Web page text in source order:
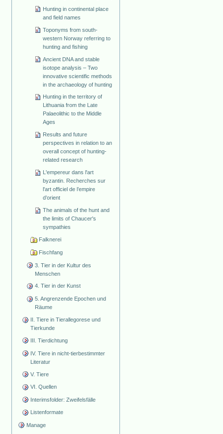
Hunting in continental place
and field names
Toponyms from south-
western Norway referring to
hunting and fishing
Ancient DNA and stable
isotope analysis – Two
innovative scientific methods
in the archaeology of hunting
Hunting in the territory of
Lithuania from the Late
Palaeolithic to the Middle
Ages
Results and future
perspectives in relation to an
overall concept of hunting-
related research
L'empereur dans l'art
byzantin. Recherches sur
l'art officiel de l’empire
d’orient
The animals of the hunt and
the limits of Chaucer's
sympathies
Falknerei
Fischfang
3. Tier in der Kultur des
Menschen
4. Tier in der Kunst
5. Angrenzende Epochen und
Räume
II. Tiere in Tierallegorese und
Tierkunde
III. Tierdichtung
IV. Tiere in nicht-tierbestimmter
Literatur
V. Tiere
VI. Quellen
Interimsfolder: Zweifelsfälle
Listenformate
Manage